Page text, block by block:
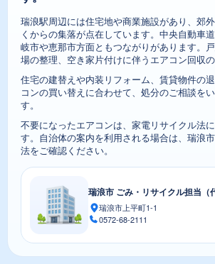
瑞浪駅周辺には住宅地や商業施設があり、郊
くからの集落が点在しています。中央自動車
岐市や恵那市方面ともつながりがあります。
場の整理、空き家片付けに伴うエアコン回収の
住宅の建替えや内装リフォーム、賃貸物件の
コンの買い替えに合わせて、処分のご相談を
す。
不要になったエアコンは、家電リサイクル法
す。自治体の案内を利用される場合は、瑞浪
法をご確認ください。
瑞浪市 ごみ・リサイクル担当（
瑞浪市上平町1-1
0572-68-2111